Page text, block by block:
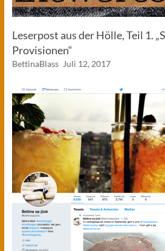
Leserpost aus der Hölle, Teil 1.
Provisionen“
BettinaBlass Juli 12, 2017